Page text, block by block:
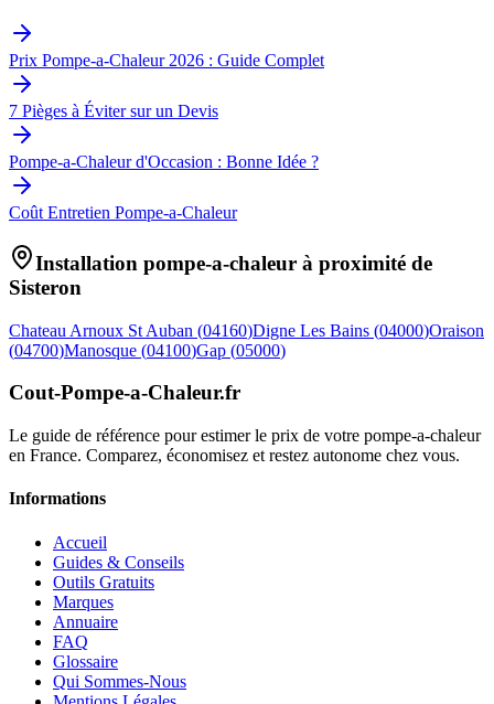
Prix Pompe-a-Chaleur 2026 : Guide Complet
7 Pièges à Éviter sur un Devis
Pompe-a-Chaleur d'Occasion : Bonne Idée ?
Coût Entretien Pompe-a-Chaleur
Installation pompe-a-chaleur à proximité de
Sisteron
Chateau Arnoux St Auban (04160)Digne Les Bains (04000)Oraison
(04700)Manosque (04100)Gap (05000)
Cout-Pompe-a-Chaleur.fr
Le guide de référence pour estimer le prix de votre pompe-a-chaleur
en France. Comparez, économisez et restez autonome chez vous.
Informations
Accueil
Guides & Conseils
Outils Gratuits
Marques
Annuaire
FAQ
Glossaire
Qui Sommes-Nous